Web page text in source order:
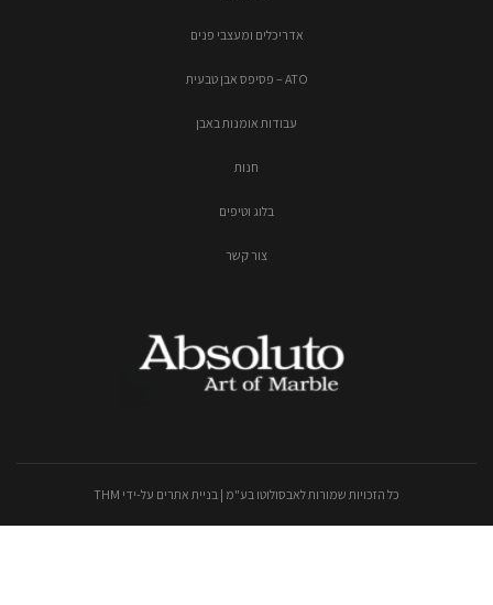
אדריכלים ומעצבי פנים
ATO – פסיפס אבן טבעית
עבודות אומנות באבן
חנות
בלוג וטיפים
צור קשר
כל הזכויות שמורות לאבסולוטו בע"מ | בניית אתרים על-ידי THM